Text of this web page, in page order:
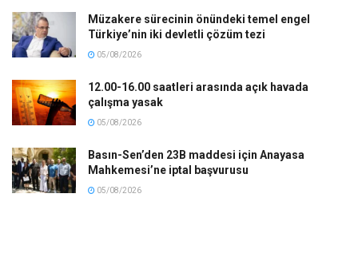
Müzakere sürecinin önündeki temel engel
Türkiye’nin iki devletli çözüm tezi
05/08/2026
12.00-16.00 saatleri arasında açık havada
çalışma yasak
05/08/2026
Basın-Sen’den 23B maddesi için Anayasa
Mahkemesi’ne iptal başvurusu
05/08/2026